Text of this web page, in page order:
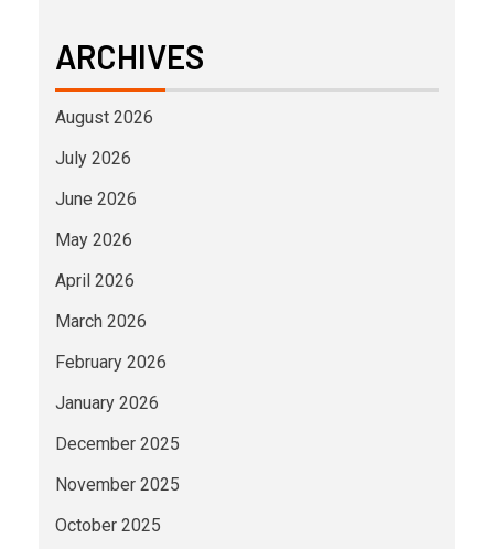
ARCHIVES
August 2026
July 2026
June 2026
May 2026
April 2026
March 2026
February 2026
January 2026
December 2025
November 2025
October 2025